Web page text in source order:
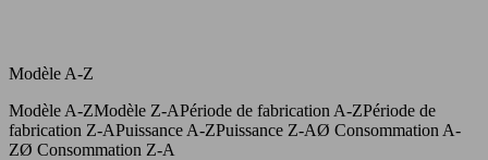
Modèle A-Z
Modèle A-ZModèle Z-APériode de fabrication A-ZPériode de
fabrication Z-APuissance A-ZPuissance Z-AØ Consommation A-
ZØ Consommation Z-A